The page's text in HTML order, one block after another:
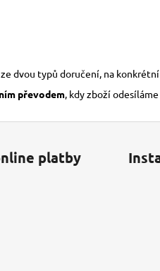
dvou typů doručení, na
převodem, kdy zboží
platby